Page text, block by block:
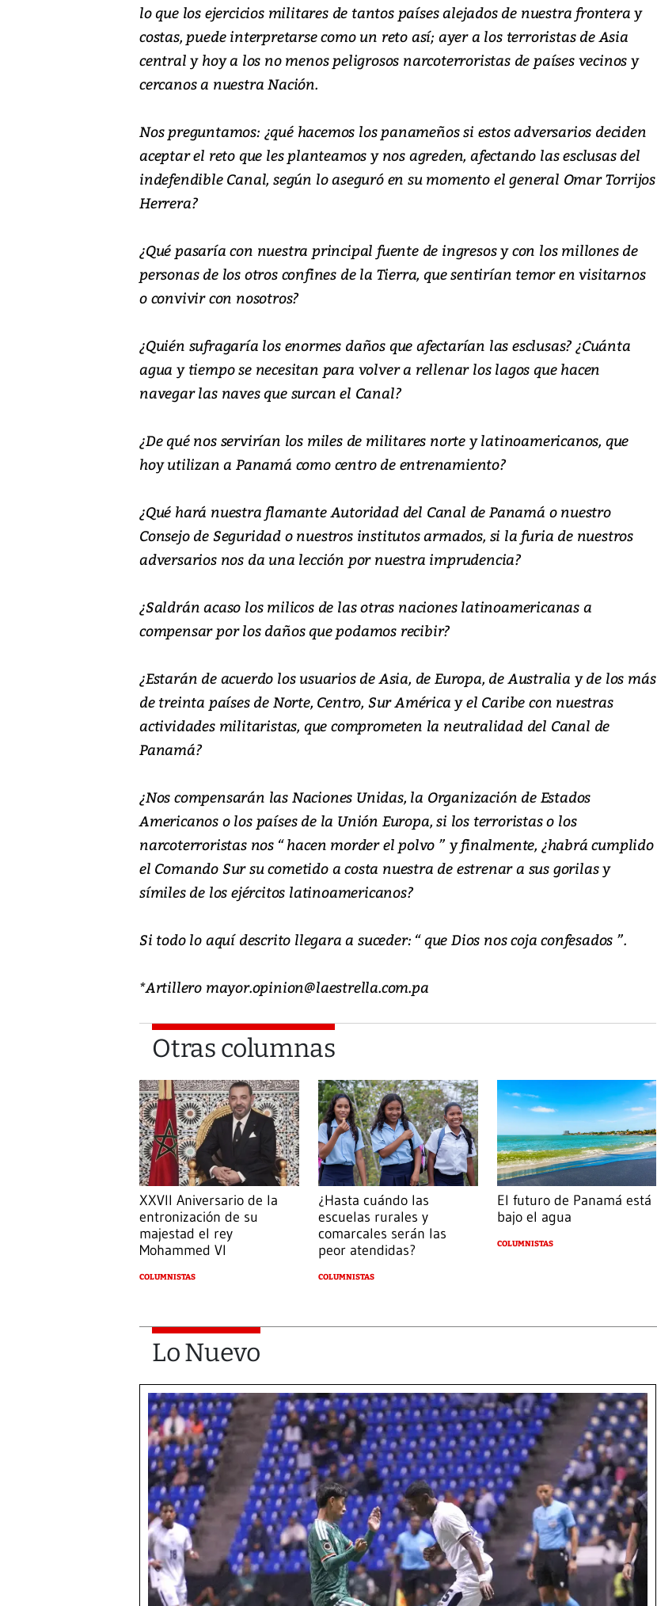
lo que los ejercicios militares de tantos países alejados de nuestra frontera y
costas, puede interpretarse como un reto así; ayer a los terroristas de Asia
central y hoy a los no menos peligrosos narcoterroristas de países vecinos y
cercanos a nuestra Nación.
Nos preguntamos: ¿qué hacemos los panameños si estos adversarios deciden
aceptar el reto que les planteamos y nos agreden, afectando las esclusas del
indefendible Canal, según lo aseguró en su momento el general Omar Torrijos
Herrera?
¿Qué pasaría con nuestra principal fuente de ingresos y con los millones de
personas de los otros confines de la Tierra, que sentirían temor en visitarnos
o convivir con nosotros?
¿Quién sufragaría los enormes daños que afectarían las esclusas? ¿Cuánta
agua y tiempo se necesitan para volver a rellenar los lagos que hacen
navegar las naves que surcan el Canal?
¿De qué nos servirían los miles de militares norte y latinoamericanos, que
hoy utilizan a Panamá como centro de entrenamiento?
¿Qué hará nuestra flamante Autoridad del Canal de Panamá o nuestro
Consejo de Seguridad o nuestros institutos armados, si la furia de nuestros
adversarios nos da una lección por nuestra imprudencia?
¿Saldrán acaso los milicos de las otras naciones latinoamericanas a
compensar por los daños que podamos recibir?
¿Estarán de acuerdo los usuarios de Asia, de Europa, de Australia y de los más
de treinta países de Norte, Centro, Sur América y el Caribe con nuestras
actividades militaristas, que comprometen la neutralidad del Canal de
Panamá?
¿Nos compensarán las Naciones Unidas, la Organización de Estados
Americanos o los países de la Unión Europa, si los terroristas o los
narcoterroristas nos “ hacen morder el polvo ” y finalmente, ¿habrá cumplido
el Comando Sur su cometido a costa nuestra de estrenar a sus gorilas y
símiles de los ejércitos latinoamericanos?
Si todo lo aquí descrito llegara a suceder: “ que Dios nos coja confesados ”.
*Artillero mayor.opinion@laestrella.com.pa
Otras columnas
XXVII Aniversario de la
entronización de su
majestad el rey
Mohammed VI
COLUMNISTAS
¿Hasta cuándo las
escuelas rurales y
comarcales serán las
peor atendidas?
COLUMNISTAS
El futuro de Panamá está
bajo el agua
COLUMNISTAS
Lo Nuevo